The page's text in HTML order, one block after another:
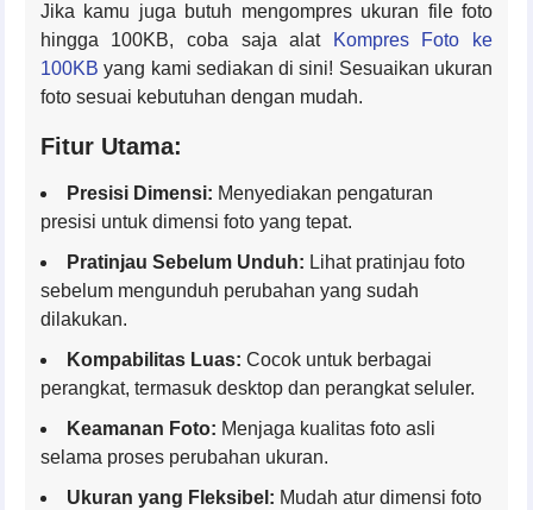
Jika kamu juga butuh mengompres ukuran file foto
hingga 100KB, coba saja alat
Kompres Foto ke
100KB yang kami sediakan di sini! Sesuaikan ukuran
foto sesuai kebutuhan dengan mudah.
Fitur Utama:
Presisi Dimensi: Menyediakan pengaturan
presisi untuk dimensi foto yang tepat.
Pratinjau Sebelum Unduh: Lihat pratinjau foto
sebelum mengunduh perubahan yang sudah
dilakukan.
Kompabilitas Luas: Cocok untuk berbagai
perangkat, termasuk desktop dan perangkat seluler.
Keamanan Foto: Menjaga kualitas foto asli
selama proses perubahan ukuran.
Ukuran yang Fleksibel: Mudah atur dimensi foto